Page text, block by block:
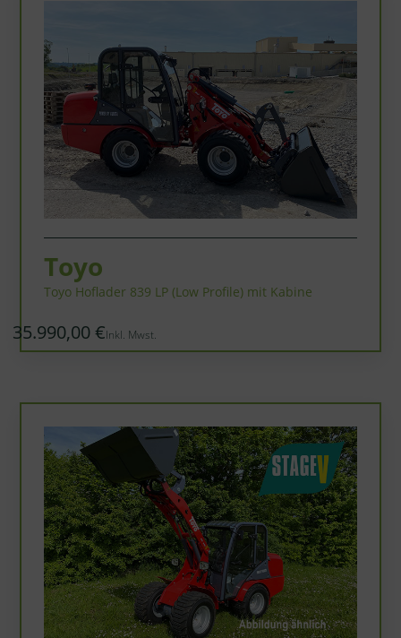
Toyo
Toyo Hoflader 839 LP (Low Profile) mit Kabine
35.990,00 €Inkl. Mwst.